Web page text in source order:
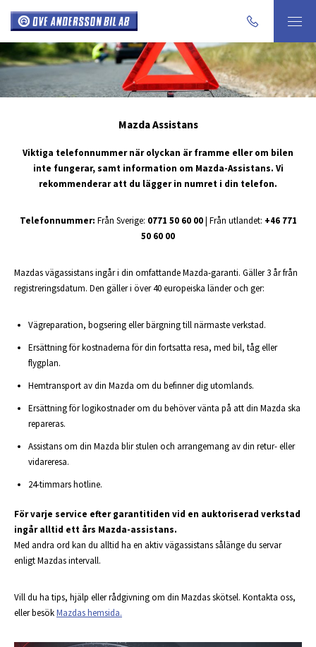
Mazda Assistans
Viktiga telefonnummer när olyckan är framme eller om bilen
inte fungerar, samt information om Mazda-Assistans. Vi
rekommenderar att du lägger in numret i din telefon.
Telefonnummer: Från Sverige: 0771 50 60 00| Från utlandet: +46 771
50 60 00
Mazdas vägassistans ingår i din omfattande Mazda-garanti. Gäller 3 år från
registreringsdatum. Den gäller i över 40 europeiska länder och ger:
Vägreparation, bogsering eller bärgning till närmaste verkstad.
Ersättning för kostnaderna för din fortsatta resa, med bil, tåg eller
flygplan.
Hemtransport av din Mazda om du befinner dig utomlands.
Ersättning för logikostnader om du behöver vänta på att din Mazda ska
repareras.
Assistans om din Mazda blir stulen och arrangemang av din retur- eller
vidareresa.
24-timmars hotline.
För varje service efter garantitiden vid en auktoriserad verkstad
ingår alltid ett års Mazda-assistans.
Med andra ord kan du alltid ha en aktiv vägassistans sålänge du servar
enligt Mazdas intervall.
Vill du ha tips, hjälp eller rådgivning om din Mazdas skötsel. Kontakta oss,
eller besökMazdas hemsida.